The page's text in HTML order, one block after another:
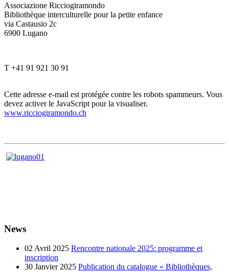
Associazione Ricciogiramondo
Bibliothèque interculturelle pour la petite enfance
via Castausio 2c
6900 Lugano
T +41 91 921 30 91
Cette adresse e-mail est protégée contre les robots spammeurs. Vous
devez activer le JavaScript pour la visualiser.
www.ricciogiramondo.ch
News
02 Avril 2025 Rencontre nationale 2025: programme et
inscription
30 Janvier 2025 Publication du catalogue « Bibliothèques,